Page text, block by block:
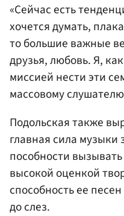
«Сейчас есть
хочется думать,
то большие важные
друзья, любовь. Я,
миссией нести эти
массовому
Подольская также
главная сила музыки
пособности
высокой оценкой
способность ее
до слез.